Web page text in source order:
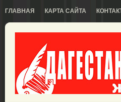
ГЛАВНАЯ КАРТА САЙТА